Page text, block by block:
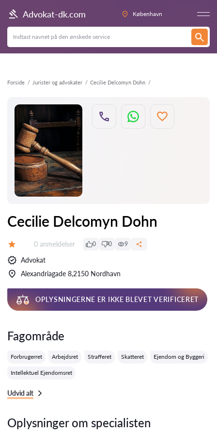
Advokat-dk.com København
Forside Jurister og advokater Cecilie Delcomyn Dohn
Tilbage
Cecilie Delcomyn Dohn
Anmeldelser:
0 anmeldelser 0 0 9
Advokat
Alexandriagade 8,2150 Nordhavn
OPLYSNINGERNE ER IKKE BLEVET VERIFICERET
Fagområde
Forbrugerret Arbejdsret Strafferet Skatteret Ejendom og Byggeri
Intellektuel Ejendomsret
Udvid alt
Oplysninger om specialisten